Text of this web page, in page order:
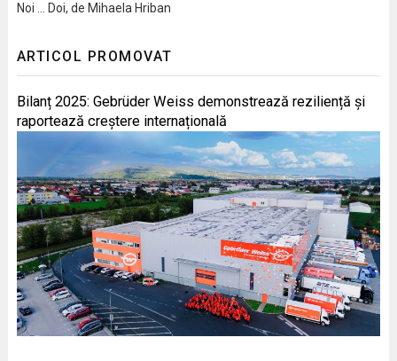
Noi … Doi, de Mihaela Hriban
ARTICOL PROMOVAT
Bilanț 2025: Gebrüder Weiss demonstrează reziliență și
raportează creștere internațională